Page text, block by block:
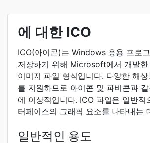
에 대한 ICO
ICO(아이콘)는 Windows 응용 프로
저장하기 위해 Microsoft에서 개발한
이미지 파일 형식입니다. 다양한 해
를 지원하므로 아이콘 및 파비콘과
에 이상적입니다. ICO 파일은 일반적
터페이스의 그래픽 요소를 나타내는
일반적인 용도